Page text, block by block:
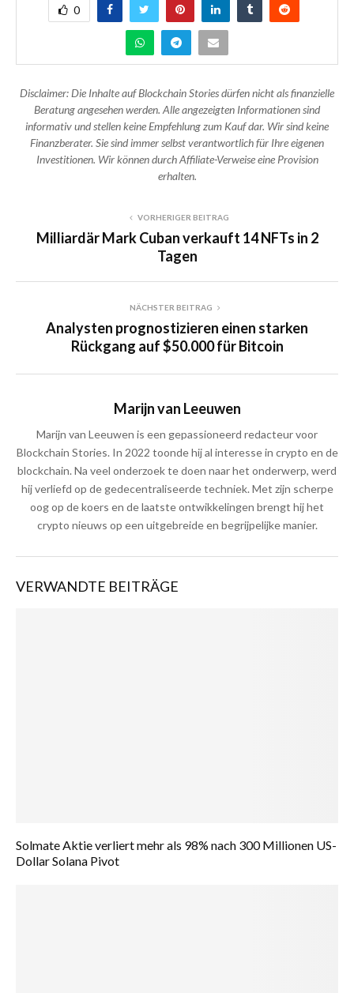
0
Disclaimer: Die Inhalte auf Blockchain Stories dürfen nicht als finanzielle
Beratung angesehen werden. Alle angezeigten Informationen sind
informativ und stellen keine Empfehlung zum Kauf dar. Wir sind keine
Finanzberater. Sie sind immer selbst verantwortlich für Ihre eigenen
Investitionen. Wir können durch Affiliate-Verweise eine Provision
erhalten.
VORHERIGER BEITRAG
Milliardär Mark Cuban verkauft 14 NFTs in 2
Tagen
NÄCHSTER BEITRAG
Analysten prognostizieren einen starken
Rückgang auf $50.000 für Bitcoin
Marijn van Leeuwen
Marijn van Leeuwen is een gepassioneerd redacteur voor
Blockchain Stories. In 2022 toonde hij al interesse in crypto en de
blockchain. Na veel onderzoek te doen naar het onderwerp, werd
hij verliefd op de gedecentraliseerde techniek. Met zijn scherpe
oog op de koers en de laatste ontwikkelingen brengt hij het
crypto nieuws op een uitgebreide en begrijpelijke manier.
VERWANDTE BEITRÄGE
Solmate Aktie verliert mehr als 98% nach 300 Millionen US-
Dollar Solana Pivot